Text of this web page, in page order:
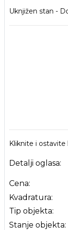
Uknjižen stan -
Kliknite i
Detalji oglasa:
Cena:
Kvadratura:
Tip objekta:
Stanje objekta: